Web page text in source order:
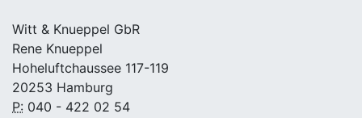
Witt & Knueppel GbR
Rene Knueppel
Hoheluftchaussee 117-119
20253 Hamburg
P: 040 - 422 02 54